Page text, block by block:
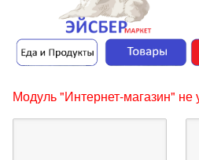
Модуль "Интернет-магазин" не